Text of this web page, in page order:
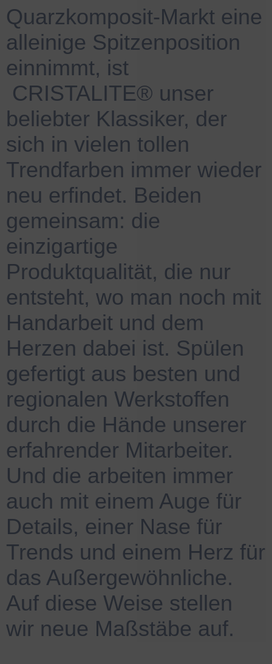
Quarzkomposit-Markt eine
alleinige Spitzenposition
einnimmt, ist
CRISTALITE® unser
beliebter Klassiker, der
sich in vielen tollen
Trendfarben immer wieder
neu erfindet. Beiden
gemeinsam: die
einzigartige
Produktqualität, die nur
entsteht, wo man noch mit
Handarbeit und dem
Herzen dabei ist. Spülen
gefertigt aus besten und
regionalen Werkstoffen
durch die Hände unserer
erfahrender Mitarbeiter.
Und die arbeiten immer
auch mit einem Auge für
Details, einer Nase für
Trends und einem Herz für
das Außergewöhnliche.
Auf diese Weise stellen
wir neue Maßstäbe auf.